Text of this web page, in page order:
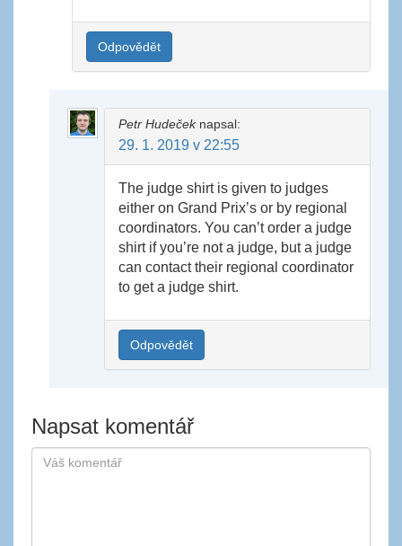
Odpovědět
Petr Hudeček napsal:
29. 1. 2019 v 22:55
The judge shirt is given to judges
either on Grand Prix’s or by regional
coordinators. You can’t order a judge
shirt if you’re not a judge, but a judge
can contact their regional coordinator
to get a judge shirt.
Odpovědět
Napsat komentář